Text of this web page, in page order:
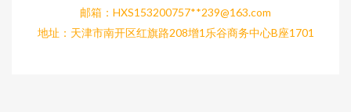
邮箱：HXS153200757**239@163.com
地址：天津市南开区红旗路208增1乐谷商务中心B座1701